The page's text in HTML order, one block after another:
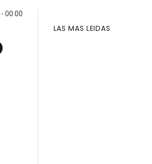
00:00
LAS MAS LEIDAS